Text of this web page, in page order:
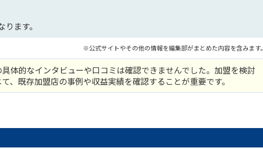
ます。
※公式サイトやその他の情報を編集部がまとめた内容を含みます。
体的なインタビューや口コミは確認できませんでした。加盟を検討
、既存加盟店の事例や収益実績を確認することが重要です。